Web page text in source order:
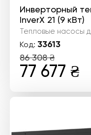
Инверторный
InverX 21 (9 кВт)
Тепловые насосы
Код: 33613
86 308₴
цена
86
77 677 ₴